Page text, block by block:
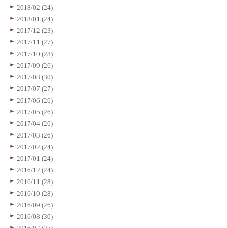
2018/02 (24)
2018/01 (24)
2017/12 (23)
2017/11 (27)
2017/10 (28)
2017/09 (26)
2017/08 (30)
2017/07 (27)
2017/06 (26)
2017/05 (26)
2017/04 (26)
2017/03 (26)
2017/02 (24)
2017/01 (24)
2016/12 (24)
2016/11 (28)
2016/10 (28)
2016/09 (26)
2016/08 (30)